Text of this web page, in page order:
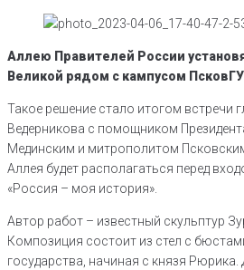
Аллею Правителей России
Великой рядом с кампусом
Такое решение стало итогом встречи
Ведерникова с помощником
Мединским и митрополитом
Аллея будет располагаться перед
«Россия – моя история».
Автор работ – известный скульптур
Композиция состоит из стел с
государства, начиная с князя Рюрика.